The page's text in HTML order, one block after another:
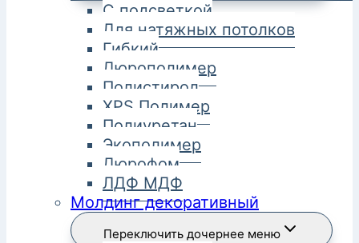
С подсветкой
Для натяжных потолков
Гибкий
Дюрополимер
Полистирол
XPS Полимер
Полиуретан
Экополимер
Дюрофом
ЛДФ МДФ
Молдинг декоративный
Переключить дочернее меню